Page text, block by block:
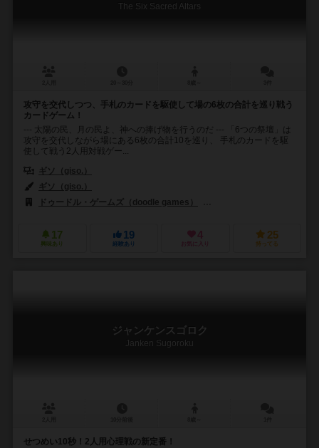
The Six Sacred Altars
攻守を交代しつつ、手札のカードを駆使して場の6枚の合計を巡り戦う
カードゲーム！
--- 太陽の民、月の民よ、神への捧げ物を行うのだ --- 「6つの祭壇」は
攻守を交代しながら場にある6枚の合計10を巡り、 手札のカードを駆
使して戦う2人用対戦ゲー...
ギソ（giso.）
ギソ（giso.）
ドゥードル・ゲームズ（doodle games）
17
興味あり
19
経験あり
4
お気に入り
25
持ってる
ジャンケンスゴロク
Janken Sugoroku
せつめい10秒！2人用心理戦の新定番！